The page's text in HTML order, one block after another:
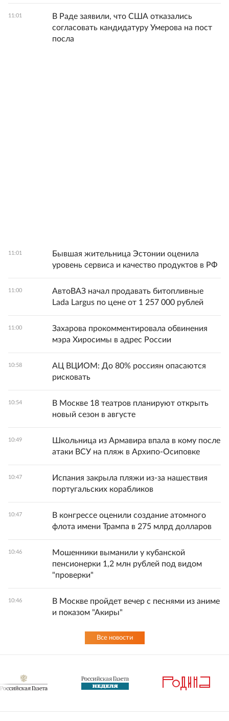
11:01
В Раде заявили, что США отказались
согласовать кандидатуру Умерова на пост
посла
11:01
Бывшая жительница Эстонии оценила
уровень сервиса и качество продуктов в РФ
11:00
АвтоВАЗ начал продавать битопливные
Lada Largus по цене от 1 257 000 рублей
11:00
Захарова прокомментировала обвинения
мэра Хиросимы в адрес России
10:58
АЦ ВЦИОМ: До 80% россиян опасаются
рисковать
10:54
В Москве 18 театров планируют открыть
новый сезон в августе
10:49
Школьница из Армавира впала в кому после
атаки ВСУ на пляж в Архипо-Осиповке
10:47
Испания закрыла пляжи из-за нашествия
португальских корабликов
10:47
В конгрессе оценили создание атомного
флота имени Трампа в 275 млрд долларов
10:46
Мошенники выманили у кубанской
пенсионерки 1,2 млн рублей под видом
"проверки"
10:46
В Москве пройдет вечер с песнями из аниме
и показом "Акиры"
Все новости